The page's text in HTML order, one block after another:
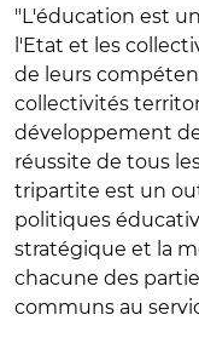
"L'éducation est
l'Etat et les
de leurs
collectivités
développement
réussite de tous
tripartite est un
politiques
stratégique et la
chacune des
communs au